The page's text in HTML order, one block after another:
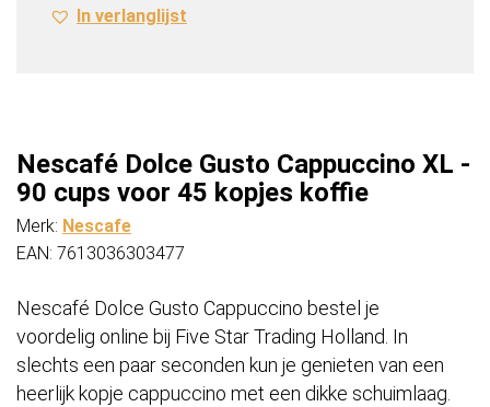
cups
aantal
In verlanglijst
Nescafé Dolce Gusto Cappuccino XL -
90 cups voor 45 kopjes koffie
Merk: Nescafe
EAN: 7613036303477
Nescafé Dolce Gusto Cappuccino bestel je
voordelig online bij Five Star Trading Holland. In
slechts een paar seconden kun je genieten van een
heerlijk kopje cappuccino met een dikke schuimlaag.